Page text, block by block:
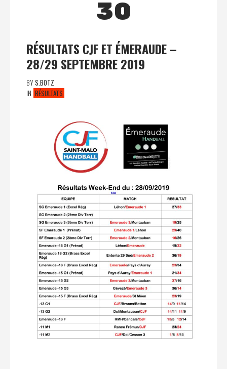
30
RÉSULTATS CJF ET ÉMERAUDE –
28/29 SEPTEMBRE 2019
BYS.BOTZ
IN RÉSULTATS